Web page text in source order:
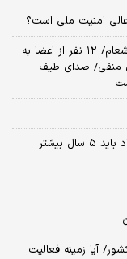
امنیت ملی است؟
اظهارات جدید معاون پزشکیان درباره تصمیم‌گیری شعام/ ۱۲ نفر از اعضا به
منفی/ صدای طیف
جزئیات صدور احکام بازنشستگی اعلام شد/ این افراد باید ۵ سال بیشتر
آیا زمینه فعالیت